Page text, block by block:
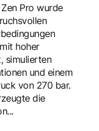
Pro wurde
hoher
simulierten
und einem
von 270 bar.
die